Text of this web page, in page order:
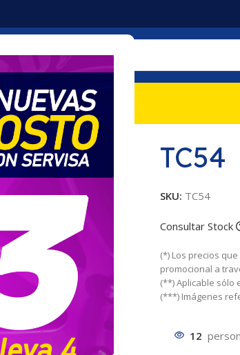
NosotrosContacto
TC54
SKU: TC54
Consultar Stock
(*) Los precios
promocional a
(**) Aplicable sólo
(***) Imágenes
12